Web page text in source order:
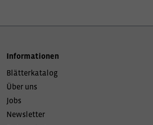
Informationen
Blätterkatalog
Über uns
Jobs
Newsletter